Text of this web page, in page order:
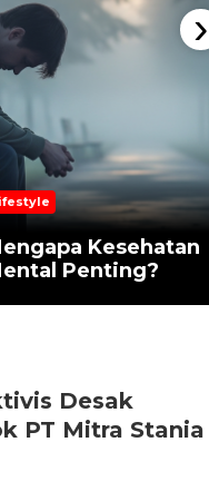
Kesehatan
Penting?
›
Desak
PT Mitra Stania